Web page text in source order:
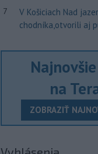
7
V Košiciach Nad
chodníka,otvorili aj
na
ZOBRAZIŤ